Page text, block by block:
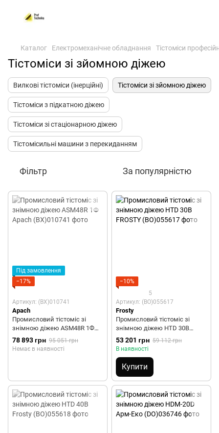
Каталог Електромеханічне обладнання Тістоміси
Тістоміси зі зйомною діжею
Вилкові тістоміси (інерційні) Тістоміси зі зйомною діжею
Тістоміси з підкатною діжею
Тістоміси зі стаціонарною діжею
Тістомісильні машини з перекиданням
Фільтр За популярністю
Під замовлення
−17%
Артикул: (BX)010741
Apach
Промисловий тістоміс зі
знімною діжею ASM48R 1Ф
Apach
78 893 грн 95 051 грн
Немає в наявності
−10%
5
Артикул: (BO)055617
Frosty
Промисловий тістоміс зі
знімною діжею HTD 30B
FROSTY
53 201 грн 59 112 грн
В наявності
Купити